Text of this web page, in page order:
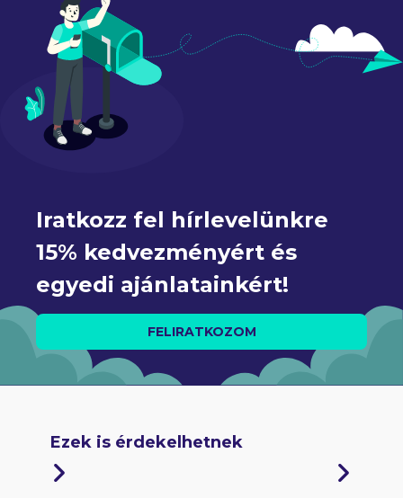
Iratkozz fel hírlevelünkre
15% kedvezményért és
egyedi ajánlatainkért!
FELIRATKOZOM
Ezek is érdekelhetnek